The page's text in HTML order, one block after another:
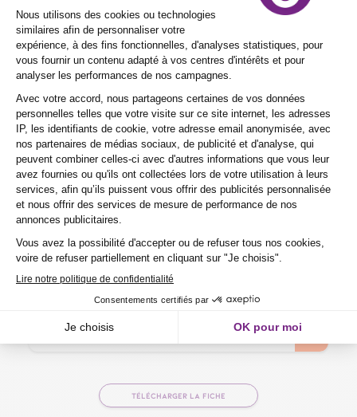
Processus d'inscription et opportunités
offertes par Purple Campus
Comment procéder à votre
inscription pour la formation
Promotion des vignobles du Sud
Ouest chez Purple Campus ?
Combien de temps dure une
formation professionnelle chez
Purple Campus ?
Y a-t-il un suivi post-formation pour
les formations professionnelles ?
TÉLÉCHARGER LA FICHE